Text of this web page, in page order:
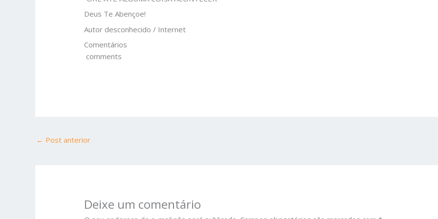
Deus Te Abençoe!
Autor desconhecido / Internet
Comentários
comments
← Post anterior
Deixe um comentário